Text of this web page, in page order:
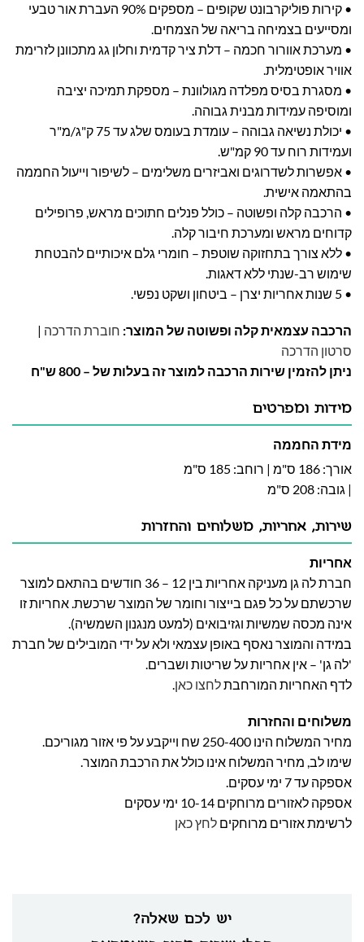
• קירות פוליקרבונט שקופים – מספקים 90% העברת אור טבעי
ומסייעים בצמיחה בריאה של הצמחים.
• מערכת אוורור חכמה – דלת ציר קדמית וחלון גג מתכוונן לזרימת
אוויר אופטימלית.
• מסגרת בסיס מפלדה מגולוונת – מספקת תמיכה יציבה
ומוסיפה עמידות מבנית גבוהה.
• יכולת נשיאה גבוהה – עומדת בעומס שלג עד 75 ק"ג/מ"ר
ועמידות רוח עד 90 קמ"ש.
• אפשרות לשדרוגים ואביזרים משלימים – לשיפור וייעול החממה
בהתאמה אישית.
• הרכבה קלה ופשוטה – כולל פנלים חתוכים מראש, פרופילים
קדוחים מראש ומערכת חיבור קלה.
• ללא צורך בתחזוקה שוטפת – חומרי גלם איכותיים להבטחת
שימוש רב-שנתי ללא דאגות.
• 5 שנות אחריות יצרן – ביטחון ושקט נפשי.
הרכבה עצמאית קלה ופשוטה של המוצר: חוברת הדרכה |
סרטון הדרכה
ניתן להזמין שירות הרכבה למוצר זה בעלות של – 800 ש"ח
מידות ומפרטים
מידת החממה
אורך: 186 ס"מ | רוחב: 185 ס"מ
| גובה: 208 ס"מ
יש לכם שאלה?
שירות, אחריות, משלוחים והחזרות
אחריות
חברת לה גן מעניקה אחריות בין 12 – 36 חודשים בהתאם למוצר
שרכשתם על כל פגם בייצור וחומר של המוצר שרכשת. אחריות זו
אינה מכסה שמשיות וגזיבואים (למעט מנגנון השמשיה).
במידה והמוצר נאסף באופן עצמאי ולא על ידי המובילים של חברת
'לה גן' – אין אחריות על שריטות ושברים.
לדף האחריות המורחבתלחצו כאן.
משלוחים והחזרות
מחיר המשלוח הינו 250-400 שח וייקבע על פי אזור מגוריכם.
שימו לב, מחיר המשלוח אינו כולל את הרכבת המוצר.
אספקה עד 7 ימי עסקים.
אספקה לאזורים מרוחקים 10-14 ימי עסקים
לרשימת אזורים מרוחקים לחץ כאן